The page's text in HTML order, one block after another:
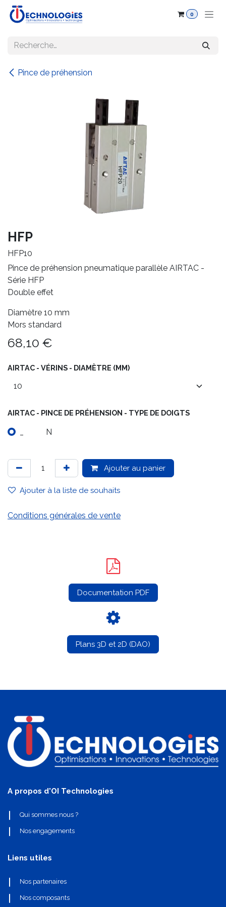
Se rendre au contenu
0
Pince de préhension
HFP
HFP10
Pince de préhension pneumatique parallèle AIRTAC -
Série HFP
Double effet
Diamètre 10 mm
Mors standard
68,10 €
AIRTAC - VÉRINS - DIAMÈTRE (MM)
AIRTAC - PINCE DE PRÉHENSION - TYPE DE DOIGTS
N
Ajouter au panier
Ajouter à la liste de souhaits
Conditions générales de vente
Documentation PDF
Plans 3D et 2D (DAO)
A propos d'OI Technologies
Qui sommes nous ?
Nos engagements
Liens utiles
Nos partenaires
Nos composants